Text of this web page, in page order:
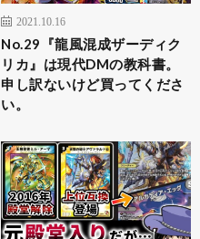
2021.10.16
No.29『龍風混成ザーディク
リカ』は現代DMの教科書。
申し訳ないけど買ってくださ
い。